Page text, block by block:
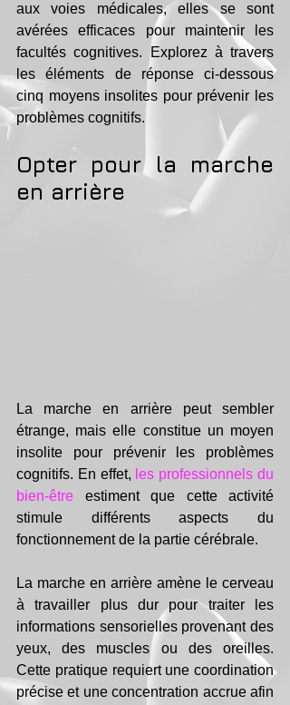
aux voies médicales, elles se sont
avérées efficaces pour maintenir les
facultés cognitives. Explorez à travers
les éléments de réponse ci-dessous
cinq moyens insolites pour prévenir les
problèmes cognitifs.
Opter pour la marche
en arrière
La marche en arrière peut sembler
étrange, mais elle constitue un moyen
insolite pour prévenir les problèmes
cognitifs. En effet, les professionnels du
bien-être estiment que cette activité
stimule différents aspects du
fonctionnement de la partie cérébrale.
La marche en arrière amène le cerveau
à travailler plus dur pour traiter les
informations sensorielles provenant des
yeux, des muscles ou des oreilles.
Cette pratique requiert une coordination
précise et une concentration accrue afin